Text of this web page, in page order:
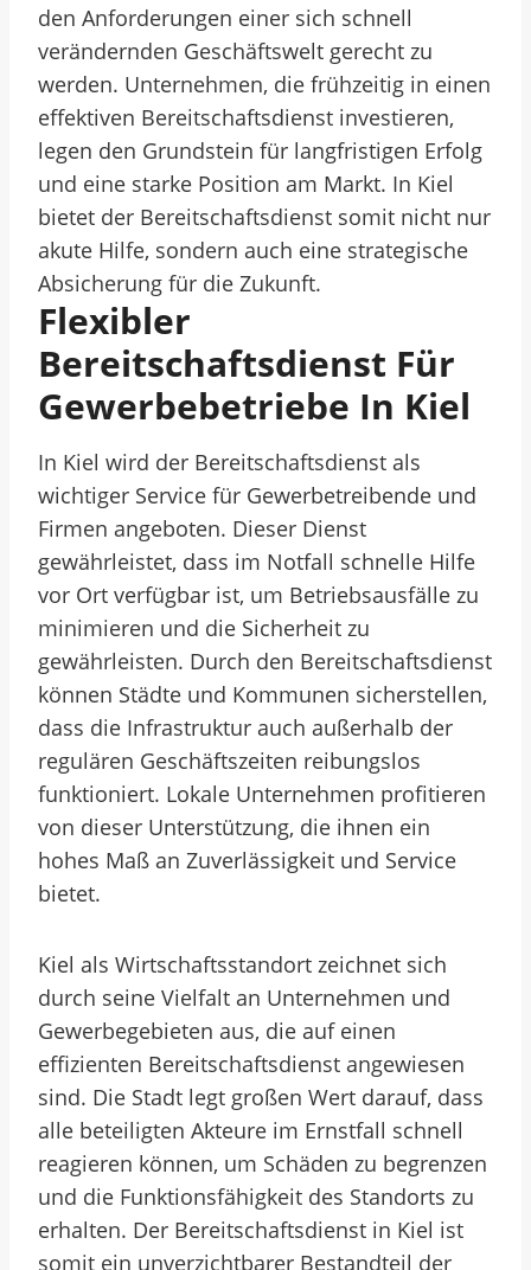
den Anforderungen einer sich schnell
verändernden Geschäftswelt gerecht zu
werden. Unternehmen, die frühzeitig in einen
effektiven Bereitschaftsdienst investieren,
legen den Grundstein für langfristigen Erfolg
und eine starke Position am Markt. In Kiel
bietet der Bereitschaftsdienst somit nicht nur
akute Hilfe, sondern auch eine strategische
Absicherung für die Zukunft.
Flexibler
Bereitschaftsdienst Für
Gewerbebetriebe In Kiel
In Kiel wird der Bereitschaftsdienst als
wichtiger Service für Gewerbetreibende und
Firmen angeboten. Dieser Dienst
gewährleistet, dass im Notfall schnelle Hilfe
vor Ort verfügbar ist, um Betriebsausfälle zu
minimieren und die Sicherheit zu
gewährleisten. Durch den Bereitschaftsdienst
können Städte und Kommunen sicherstellen,
dass die Infrastruktur auch außerhalb der
regulären Geschäftszeiten reibungslos
funktioniert. Lokale Unternehmen profitieren
von dieser Unterstützung, die ihnen ein
hohes Maß an Zuverlässigkeit und Service
bietet.
Kiel als Wirtschaftsstandort zeichnet sich
durch seine Vielfalt an Unternehmen und
Gewerbegebieten aus, die auf einen
effizienten Bereitschaftsdienst angewiesen
sind. Die Stadt legt großen Wert darauf, dass
alle beteiligten Akteure im Ernstfall schnell
reagieren können, um Schäden zu begrenzen
und die Funktionsfähigkeit des Standorts zu
erhalten. Der Bereitschaftsdienst in Kiel ist
somit ein unverzichtbarer Bestandteil der